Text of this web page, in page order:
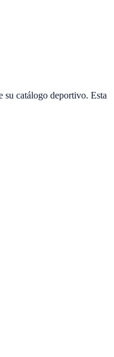
su catálogo deportivo. Esta